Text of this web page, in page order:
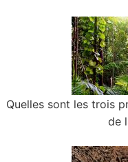
Quelles sont les trois
de